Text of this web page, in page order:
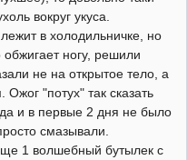
вокруг укуса.
в холодильничке, но
обжигает ногу, решили
не на открытое тело, а
"потух" так сказать
и в первые 2 дня не было
смазывали.
1 волшебный бутылек с